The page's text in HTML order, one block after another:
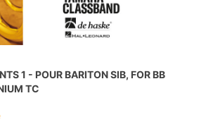
1 - POUR BARITON SIB, FOR BB
TC